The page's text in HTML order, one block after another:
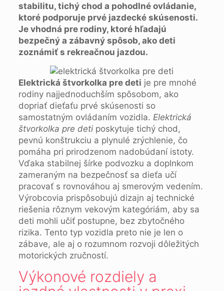
stabilitu, tichý chod a pohodlné ovládanie,
ktoré podporuje prvé jazdecké skúsenosti.
Je vhodná pre rodiny, ktoré hľadajú
bezpečný a zábavný spôsob, ako deti
zoznámiť s rekreačnou jazdou.
Elektrická štvorkolka pre deti je pre mnohé
rodiny najjednoduchším spôsobom, ako
dopriať dieťaťu prvé skúsenosti so
samostatným ovládaním vozidla. Elektrická
štvorkolka pre detiposkytuje tichý chod,
pevnú konštrukciu a plynulé zrýchlenie, čo
pomáha pri prirodzenom nadobúdaní istoty.
Vďaka stabilnej šírke podvozku a doplnkom
zameraným na bezpečnosť sa dieťa učí
pracovať s rovnováhou aj smerovým vedením.
Výrobcovia prispôsobujú dizajn aj technické
riešenia rôznym vekovým kategóriám, aby sa
deti mohli učiť postupne, bez zbytočného
rizika. Tento typ vozidla preto nie je len o
zábave, ale aj o rozumnom rozvoji dôležitých
motorických zručností.
Výkonové rozdiely a